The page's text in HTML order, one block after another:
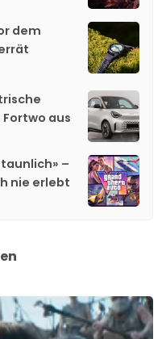
dem
aus
–
nie erlebt